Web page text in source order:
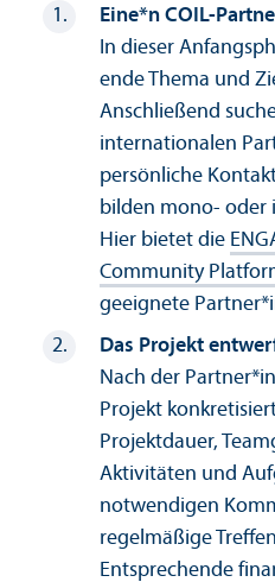
Eine*n COIL-
In dieser
ende Thema und
Anschließend
internationalen
persönliche
bilden mono- oder
Hier bietet die
Community
geeignete
Das Projekt
Nach der
Projekt
Projektdauer,
Aktivitäten und
notwendigen
regelmäßige
Entsprechende